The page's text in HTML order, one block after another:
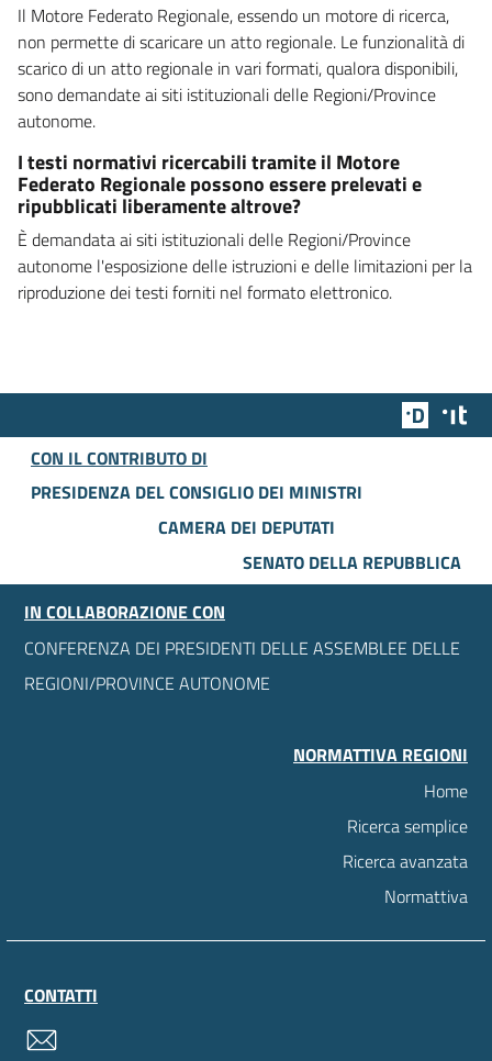
Il Motore Federato Regionale, essendo un motore di ricerca,
non permette di scaricare un atto regionale. Le funzionalità di
scarico di un atto regionale in vari formati, qualora disponibili,
sono demandate ai siti istituzionali delle Regioni/Province
autonome.
I testi normativi ricercabili tramite il Motore
Federato Regionale possono essere prelevati e
ripubblicati liberamente altrove?
È demandata ai siti istituzionali delle Regioni/Province
autonome l'esposizione delle istruzioni e delle limitazioni per la
riproduzione dei testi forniti nel formato elettronico.
Team
CON IL CONTRIBUTO DI
PRESIDENZA DEL CONSIGLIO DEI MINISTRI
CAMERA DEI DEPUTATI
SENATO DELLA REPUBBLICA
IN COLLABORAZIONE CON
CONFERENZA DEI PRESIDENTI DELLE ASSEMBLEE DELLE
REGIONI/PROVINCE AUTONOME
NORMATTIVA REGIONI
Home
Ricerca semplice
Ricerca avanzata
Normattiva
CONTATTI